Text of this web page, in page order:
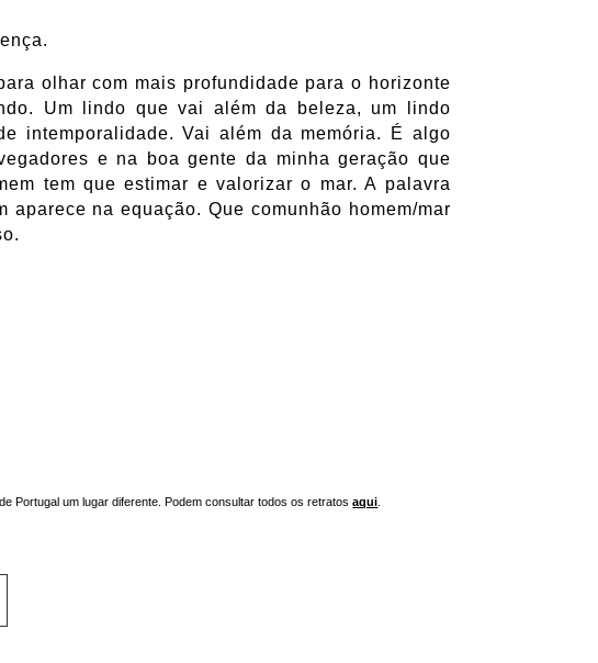
olhar com mais profundidade para o horizonte
Um lindo que vai além da beleza, um lindo
intemporalidade. Vai além da memória. É algo
e na boa gente da minha geração que
tem que estimar e valorizar o mar. A palavra
aparece na equação. Que comunhão homem/mar
Portugal um lugar diferente. Podem consultar todos os retratosaqui.